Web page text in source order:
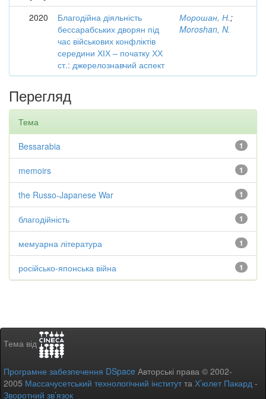
2020
Благодійна діяльність
бессарабських дворян під
час військових конфліктів
середини ХІХ – початку ХХ
ст.: джерелознавчий аспект
Морошан, Н.;
Moroshan, N.
Перегляд
Тема
1
Bessarabia
1
memoirs
1
the Russo-Japanese War
1
благодійність
1
мемуарна література
1
російсько-японська війна
Тема від
Програмне забезпечення DSpace Авторські права © 2002-
2005 Массачусетський технологічний інститутта Х’юлет Пакард -
Зворотний зв’язок